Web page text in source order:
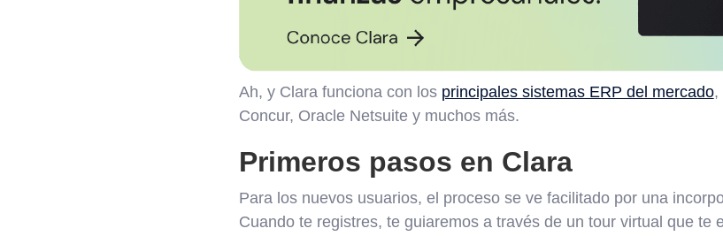
Ah, y Clara funciona con los principales sistemas ERP del mercado,
Concur, Oracle Netsuite y muchos más.
Primeros pasos en Clara
Para los nuevos usuarios, el proceso se ve facilitado por una
Cuando te registres, te guiaremos a través de un tour virtual que te